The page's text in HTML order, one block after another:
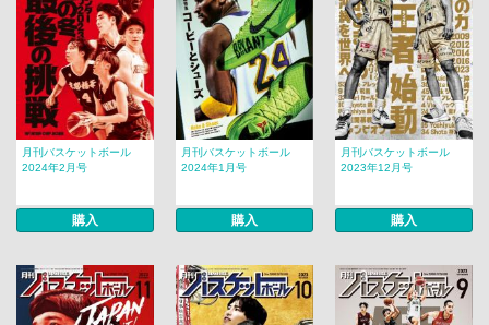
月刊バスケットボール
2024年2月号
購入
月刊バスケットボール
2024年1月号
購入
月刊バスケットボール
2023年12月号
購入